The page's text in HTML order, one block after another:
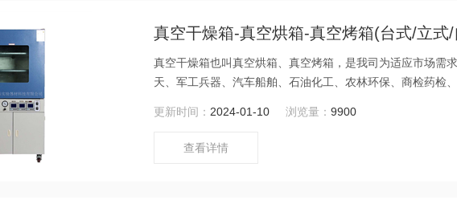
真空干燥箱-真空烘箱-真空烤箱(台式/立式/
真空干燥箱也叫真空烘箱、真空烤箱，是我司为适应市场需
天、军工兵器、汽车船舶、石油化工、农林环保、商检药检
其他物质的加速干燥。
更新时间： 2024-01-10 浏览量：9900
查看详情